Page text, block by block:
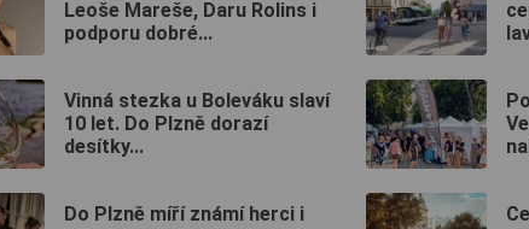
Leoše Mareše, Daru Rolins i
podporu dobré...
Vinná stezka u Boleváku slaví
10 let. Do Plzně dorazí
desítky...
Do Plzně míří známí herci i